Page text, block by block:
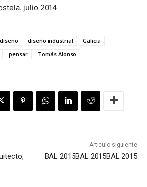
julio 2014
diseño diseño industrial
Galicia
pensar Tomás Alonso
Artículo siguiente
BAL 2015BAL 2015BAL 2015